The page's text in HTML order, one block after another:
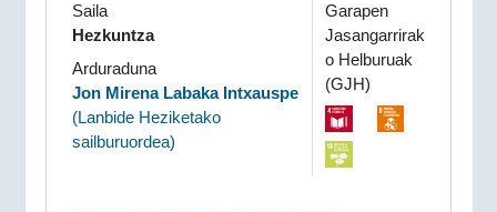
Saila
Hezkuntza
Arduraduna
Jon Mirena Labaka Intxauspe
(Lanbide Heziketako
sailburuordea)
Garapen
Jasangarrirak
o Helburuak
(GJH)